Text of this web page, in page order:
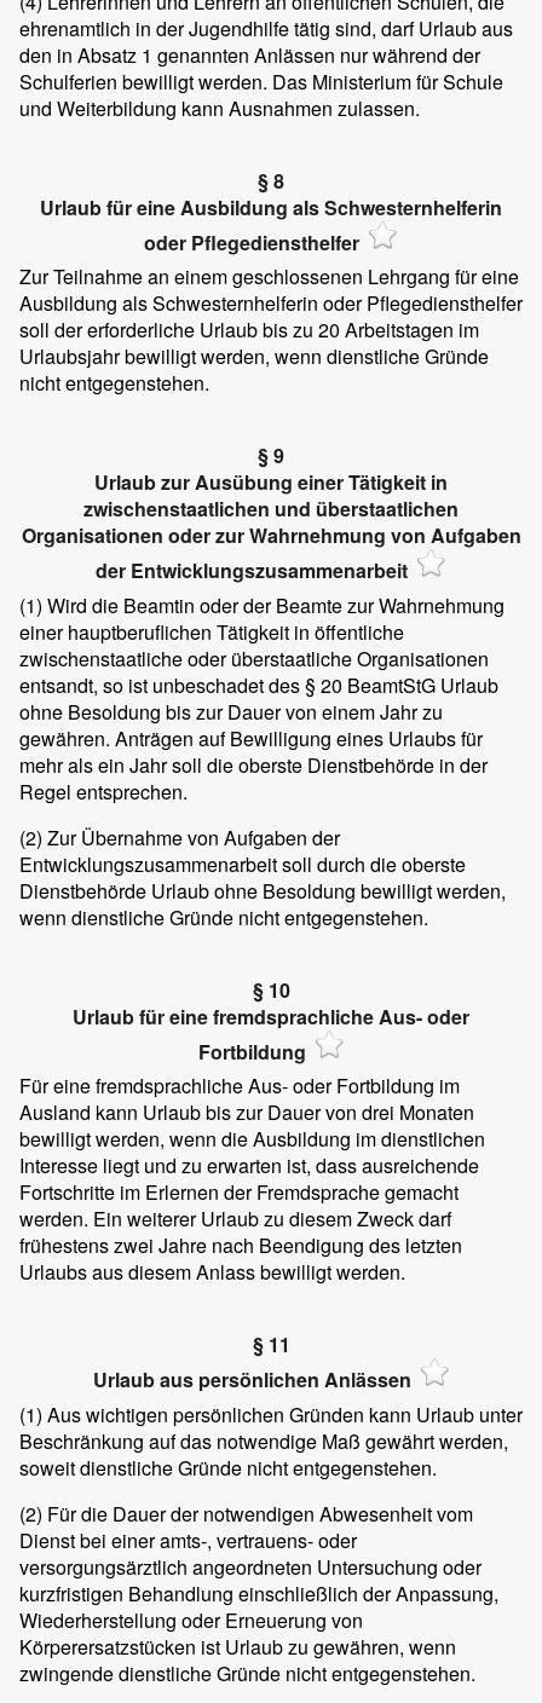
ehrenamtlich in der Jugendhilfe tätig sind, darf Urlaub aus
den in Absatz 1 genannten Anlässen nur während der
Schulferien bewilligt werden. Das Ministerium für Schule
und Weiterbildung kann Ausnahmen zulassen.
§ 8
Urlaub für eine Ausbildung als Schwesternhelferin
oder Pflegediensthelfer
Zur Teilnahme an einem geschlossenen Lehrgang für eine
Ausbildung als Schwesternhelferin oder Pflegediensthelfer
soll der erforderliche Urlaub bis zu 20 Arbeitstagen im
Urlaubsjahr bewilligt werden, wenn dienstliche Gründe
nicht entgegenstehen.
§ 9
Urlaub zur Ausübung einer Tätigkeit in
zwischenstaatlichen und überstaatlichen
Organisationen oder zur Wahrnehmung von Aufgaben
der Entwicklungszusammenarbeit
(1) Wird die Beamtin oder der Beamte zur Wahrnehmung
einer hauptberuflichen Tätigkeit in öffentliche
zwischenstaatliche oder überstaatliche Organisationen
entsandt, so ist unbeschadet des § 20 BeamtStG Urlaub
ohne Besoldung bis zur Dauer von einem Jahr zu
gewähren. Anträgen auf Bewilligung eines Urlaubs für
mehr als ein Jahr soll die oberste Dienstbehörde in der
Regel entsprechen.
(2) Zur Übernahme von Aufgaben der
Entwicklungszusammenarbeit soll durch die oberste
Dienstbehörde Urlaub ohne Besoldung bewilligt werden,
wenn dienstliche Gründe nicht entgegenstehen.
§ 10
Urlaub für eine fremdsprachliche Aus- oder
Fortbildung
Für eine fremdsprachliche Aus- oder Fortbildung im
Ausland kann Urlaub bis zur Dauer von drei Monaten
bewilligt werden, wenn die Ausbildung im dienstlichen
Interesse liegt und zu erwarten ist, dass ausreichende
Fortschritte im Erlernen der Fremdsprache gemacht
werden. Ein weiterer Urlaub zu diesem Zweck darf
frühestens zwei Jahre nach Beendigung des letzten
Urlaubs aus diesem Anlass bewilligt werden.
§ 11
Urlaub aus persönlichen Anlässen
(1) Aus wichtigen persönlichen Gründen kann Urlaub unter
Beschränkung auf das notwendige Maß gewährt werden,
soweit dienstliche Gründe nicht entgegenstehen.
(2) Für die Dauer der notwendigen Abwesenheit vom
Dienst bei einer amts-, vertrauens- oder
versorgungsärztlich angeordneten Untersuchung oder
kurzfristigen Behandlung einschließlich der Anpassung,
Wiederherstellung oder Erneuerung von
Körperersatzstücken ist Urlaub zu gewähren, wenn
zwingende dienstliche Gründe nicht entgegenstehen.